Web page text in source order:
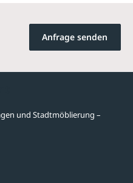
Anfrage senden
und Stadtmöblierung –